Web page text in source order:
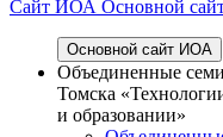
Cайт ИОА Основной
Основной сайт ИОА
Объединенные
Томска
и образовании»